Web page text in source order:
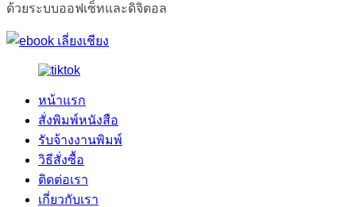
ด้วยระบบออฟเซ็ทและดิจิตอล
หน้าแรก
สั่งพิมพ์หนังสือ
รับจ้างงานพิมพ์
วิธีสั่งซื้อ
ติดต่อเรา
เกี่ยวกับเรา